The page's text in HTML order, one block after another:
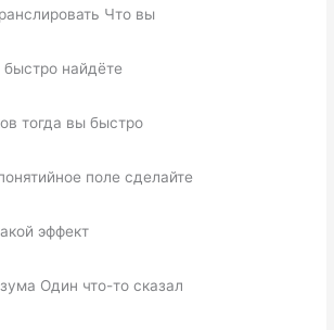
Что вы
найдёте
тогда вы быстро
поле сделайте
эффект
Один что-то сказал